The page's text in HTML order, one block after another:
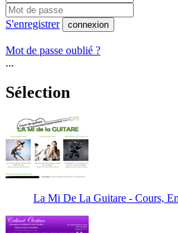
S'enregistrer connexion
Mot de passe oublié ?
...
Sélection
La Mi De La Guitare - Cours,